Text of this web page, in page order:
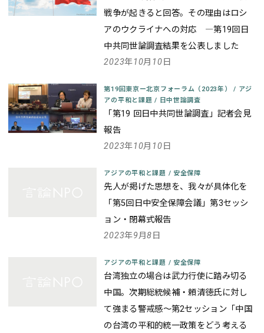
戦争が起きると回答。その理由はロシ
アのウクライナへの対応 ―第19回日
中共同世論調査結果を公表しました
2023年10月10日
第19回東京ー北京フォーラム（2023年）/ アジ
アの平和と課題/ 日中世論調査
「第19 回日中共同世論調査」記者会見
報告
2023年10月10日
アジアの平和と課題 / 安全保障
先人が掲げた思想を、我々が具体化を
「第5回日中安全保障会議」第3セッシ
ョン・閉幕式報告
2023年9月8日
アジアの平和と課題 / 安全保障
台湾独立の場合は武力行使に踏み切る
中国。次期総統候補・頼清徳氏に対し
て強まる警戒感～第2セッション「中国
の台湾の平和的統一政策をどう考える